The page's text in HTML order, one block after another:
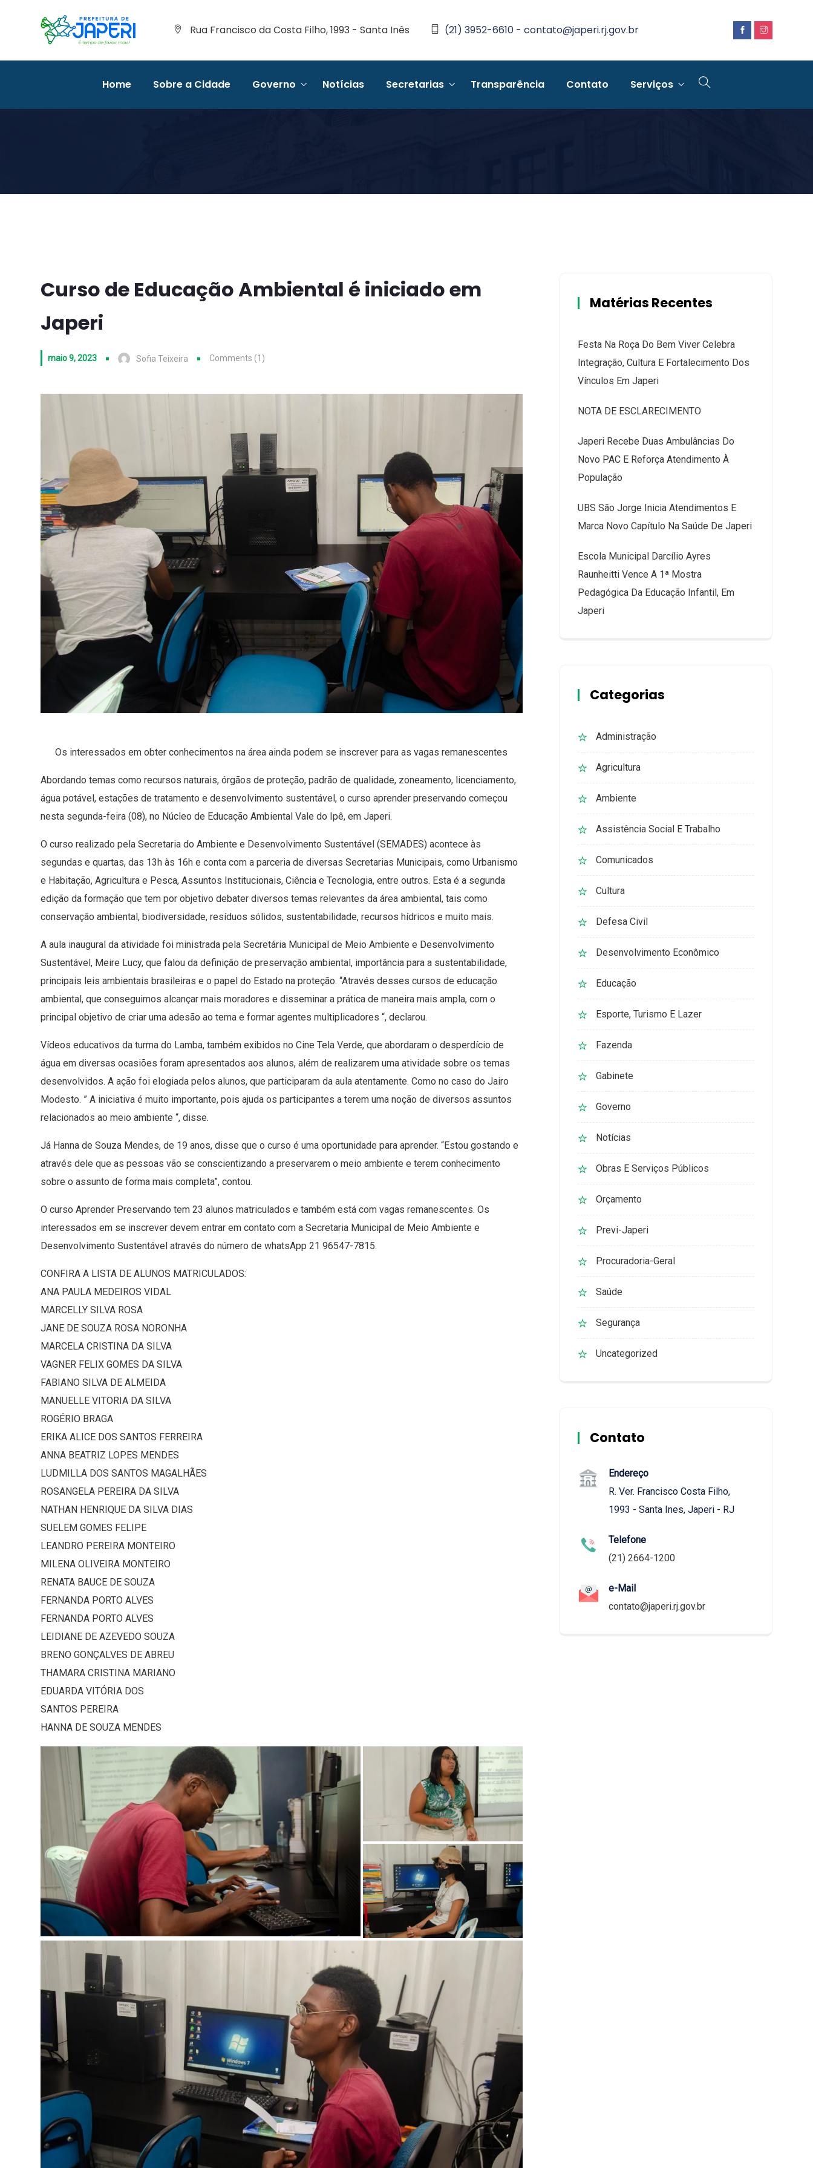
Rua Francisco da Costa Filho, 1993 - Santa Inês (21) 3952-6610 - contato@japeri.rj.gov.br
Home Sobre a Cidade Governo Notícias Secretarias Transparência Contato Serviços
Curso de Educação Ambiental é iniciado em
Japeri
maio 9, 2023 Sofia Teixeira Comments (1)
Os interessados em obter conhecimentos na área ainda podem se inscrever para as vagas remanescentes
Abordando temas como recursos naturais, órgãos de proteção, padrão de qualidade, zoneamento, licenciamento,
água potável, estações de tratamento e desenvolvimento sustentável, o curso aprender preservando começou
nesta segunda-feira (08), no Núcleo de Educação Ambiental Vale do Ipê, em Japeri.
O curso realizado pela Secretaria do Ambiente e Desenvolvimento Sustentável (SEMADES) acontece às
segundas e quartas, das 13h às 16h e conta com a parceria de diversas Secretarias Municipais, como Urbanismo
e Habitação, Agricultura e Pesca, Assuntos Institucionais, Ciência e Tecnologia, entre outros. Esta é a segunda
edição da formação que tem por objetivo debater diversos temas relevantes da área ambiental, tais como
conservação ambiental, biodiversidade, resíduos sólidos, sustentabilidade, recursos hídricos e muito mais.
A aula inaugural da atividade foi ministrada pela Secretária Municipal de Meio Ambiente e Desenvolvimento
Sustentável, Meire Lucy, que falou da definição de preservação ambiental, importância para a sustentabilidade,
principais leis ambientais brasileiras e o papel do Estado na proteção. “Através desses cursos de educação
ambiental, que conseguimos alcançar mais moradores e disseminar a prática de maneira mais ampla, com o
principal objetivo de criar uma adesão ao tema e formar agentes multiplicadores “, declarou.
Vídeos educativos da turma do Lamba, também exibidos no Cine Tela Verde, que abordaram o desperdício de
água em diversas ocasiões foram apresentados aos alunos, além de realizarem uma atividade sobre os temas
desenvolvidos. A ação foi elogiada pelos alunos, que participaram da aula atentamente. Como no caso do Jairo
Modesto. ” A iniciativa é muito importante, pois ajuda os participantes a terem uma noção de diversos assuntos
relacionados ao meio ambiente “, disse.
Já Hanna de Souza Mendes, de 19 anos, disse que o curso é uma oportunidade para aprender. “Estou gostando e
através dele que as pessoas vão se conscientizando a preservarem o meio ambiente e terem conhecimento
sobre o assunto de forma mais completa”, contou.
O curso Aprender Preservando tem 23 alunos matriculados e também está com vagas remanescentes. Os
interessados em se inscrever devem entrar em contato com a Secretaria Municipal de Meio Ambiente e
Desenvolvimento Sustentável através do número de whatsApp 21 96547-7815.
CONFIRA A LISTA DE ALUNOS MATRICULADOS:
ANA PAULA MEDEIROS VIDAL
MARCELLY SILVA ROSA
JANE DE SOUZA ROSA NORONHA
MARCELA CRISTINA DA SILVA
VAGNER FELIX GOMES DA SILVA
FABIANO SILVA DE ALMEIDA
MANUELLE VITORIA DA SILVA
ROGÉRIO BRAGA
ERIKA ALICE DOS SANTOS FERREIRA
ANNA BEATRIZ LOPES MENDES
LUDMILLA DOS SANTOS MAGALHÃES
ROSANGELA PEREIRA DA SILVA
NATHAN HENRIQUE DA SILVA DIAS
SUELEM GOMES FELIPE
LEANDRO PEREIRA MONTEIRO
MILENA OLIVEIRA MONTEIRO
RENATA BAUCE DE SOUZA
FERNANDA PORTO ALVES
FERNANDA PORTO ALVES
LEIDIANE DE AZEVEDO SOUZA
BRENO GONÇALVES DE ABREU
THAMARA CRISTINA MARIANO
EDUARDA VITÓRIA DOS
SANTOS PEREIRA
HANNA DE SOUZA MENDES
Matérias Recentes
Festa Na Roça Do Bem Viver Celebra
Integração, Cultura E Fortalecimento Dos
Vínculos Em Japeri
NOTA DE ESCLARECIMENTO
Japeri Recebe Duas Ambulâncias Do
Novo PAC E Reforça Atendimento À
População
UBS São Jorge Inicia Atendimentos E
Marca Novo Capítulo Na Saúde De Japeri
Escola Municipal Darcílio Ayres
Raunheitti Vence A 1ª Mostra
Pedagógica Da Educação Infantil, Em
Japeri
Categorias
Administração
Agricultura
Ambiente
Assistência Social E Trabalho
Comunicados
Cultura
Defesa Civil
Desenvolvimento Econômico
Educação
Esporte, Turismo E Lazer
Fazenda
Gabinete
Governo
Notícias
Obras E Serviços Públicos
Orçamento
Previ-Japeri
Procuradoria-Geral
Saúde
Segurança
Uncategorized
Contato
Endereço
R. Ver. Francisco Costa Filho,
1993 - Santa Ines, Japeri - RJ
Telefone
(21) 2664-1200
e-Mail
contato@japeri.rj.gov.br